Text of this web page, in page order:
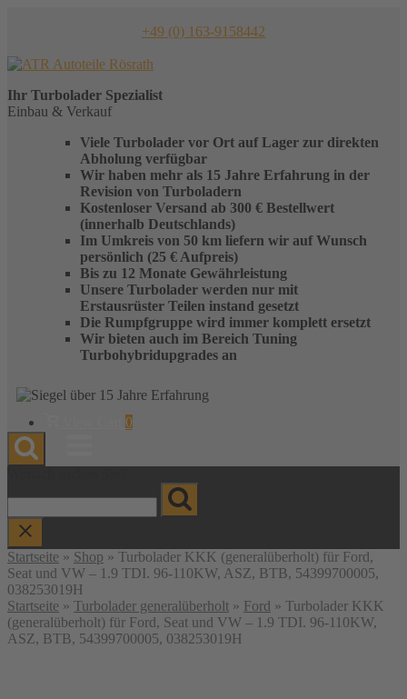
+49 (0) 163-9158442
Ihr Turbolader Spezialist
Einbau & Verkauf
Viele Turbolader vor Ort auf Lager zur direkten
Abholung verfügbar
Wir haben mehr als 15 Jahre Erfahrung in der
Revision von Turboladern
Kostenloser Versand ab 300 € Bestellwert
(innerhalb Deutschlands)
Im Umkreis von 50 km liefern wir auf Wunsch
persönlich (25 € Aufpreis)
Bis zu 12 Monate Gewährleistung
Unsere Turbolader werden nur mit
Erstausrüster Teilen instand gesetzt
Die Rumpfgruppe wird immer komplett ersetzt
Wir bieten auch im Bereich Tuning
Turbohybridupgrades an
anzeigen
0
Startseite » Shop » Turbolader KKK (generalüberholt) für Ford,
Seat und VW – 1.9 TDI. 96-110KW, ASZ, BTB, 54399700005,
038253019H
Startseite » Turbolader generalüberholt » Ford » Turbolader KKK
(generalüberholt) für Ford, Seat und VW – 1.9 TDI. 96-110KW,
ASZ, BTB, 54399700005, 038253019H